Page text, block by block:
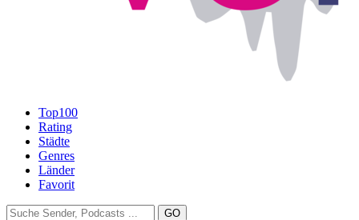
Top100
Rating
Städte
Genres
Länder
Favorit
GO